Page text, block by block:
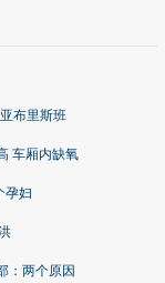
布里斯班
车厢内缺氧
孕妇
：两个原因